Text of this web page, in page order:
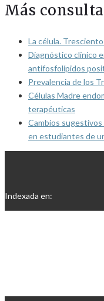
Más
La célula.
Diagnóstico clínico
antifosfolípidos
Prevalencia de los
Células Madre
terapéuticas
Cambios
en estudiantes de
Indexada en: